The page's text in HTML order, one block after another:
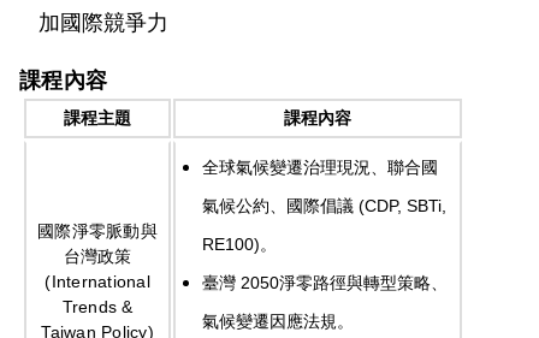
加國際競爭力
課程內容
課程主題 課程內容
國際淨零脈動與
台灣政策
(International
Trends &
Taiwan Policy)
全球氣候變遷治理現況、聯合國
氣候公約、國際倡議 (CDP, SBTi,
RE100)。
臺灣 2050淨零路徑與轉型策略、
氣候變遷因應法規。